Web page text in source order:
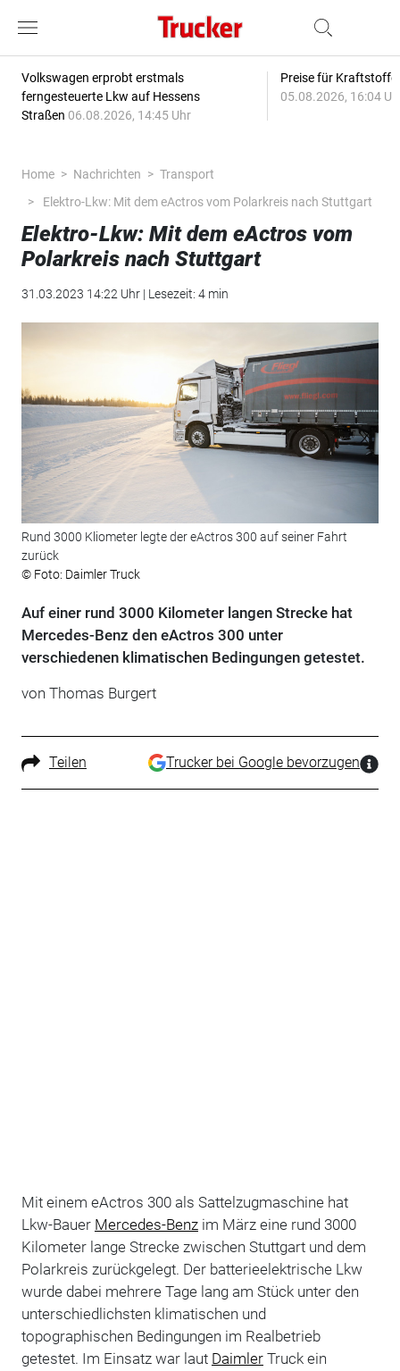
Volkswagen erprobt erstmals
ferngesteuerte Lkw auf Hessens
Straßen 06.08.2026, 14:45 Uhr
Preise für
05.08.2026, 16:04
Home Nachrichten
Transport
Elektro-Lkw: Mit dem eActros vom Polarkreis nach Stuttgart
Elektro-Lkw: Mit dem eActros vom
Polarkreis nach Stuttgart
31.03.2023 14:22 Uhr | Lesezeit: 4 min
Rund 3000 Kliometer legte der eActros 300 auf seiner Fahrt
zurück
© Foto: Daimler Truck
Auf einer rund 3000 Kilometer langen Strecke hat
Mercedes-Benz den eActros 300 unter
verschiedenen klimatischen Bedingungen getestet.
von Thomas Burgert
Teilen Trucker bei Google bevorzugen
Mit einem eActros 300 als Sattelzugmaschine hat
Lkw-Bauer Mercedes-Benzim März eine rund 3000
Kilometer lange Strecke zwischen Stuttgart und dem
Polarkreis zurückgelegt. Der batterieelektrische Lkw
wurde dabei mehrere Tage lang am Stück unter den
unterschiedlichsten klimatischen und
topographischen Bedingungen im Realbetrieb
getestet. Im Einsatz war laut DaimlerTruck ein